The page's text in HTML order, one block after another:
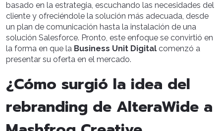
basado en la estrategia, escuchando las necesidades del
cliente y ofreciéndole la solución más adecuada, desde
un plan de comunicación hasta la instalación de una
solución Salesforce. Pronto, este enfoque se convirtió en
la forma en que la Business Unit Digital comenzó a
presentar su oferta en el mercado.
¿Cómo surgió la idea del
rebranding de AlteraWide a